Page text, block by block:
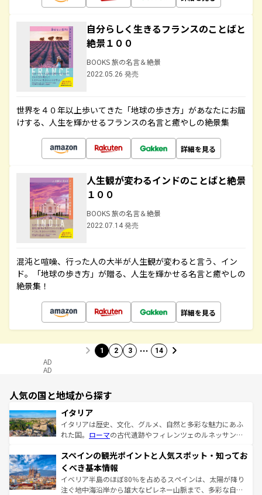
自分らしく生きるフランスのことばと
絶景１００
BOOKS 旅の名言＆絶景
2022.05.26 発売
世界を４０年以上歩いてきた「地球の歩き方」があなたにお届
けする、人生を輝かせるフランスの名言と癒やしの絶景集
詳細を見る
人生観が変わるインドのことばと絶景
１００
BOOKS 旅の名言＆絶景
2022.07.14 発売
混沌と喧噪、行った人の大半が人生観が変わると言う、イン
ド。「地球の歩き方」が贈る、人生を輝かせる名言と癒やしの
絶景集！
詳細を見る
1 2 3 … 14
AD
AD
人気の国と地域から探す
イタリア
イタリアは歴史、文化、グルメ、自然と多彩な魅力にあふ
れた国。 ローマの古代遺跡やフィレンツェのルネッサンス
ろん、トスカーナの美しい田園風景やアマルフィ海岸の絶
景など、自然景観も見逃せない。観光の合間には、本場の
ピザやパスタなど、絶品のイタリア料理を堪能することも
できる。朝目覚めてから夜眠るまで、すべての瞬間を楽し
スペインの観光ポイントと人気スポット・知ってお
くべき基本情報
イベリア半島のほぼ80％を占めるスペインは、太陽が降り
注ぐ地中海沿岸から雄大なピレネー山脈まで、多彩な自然